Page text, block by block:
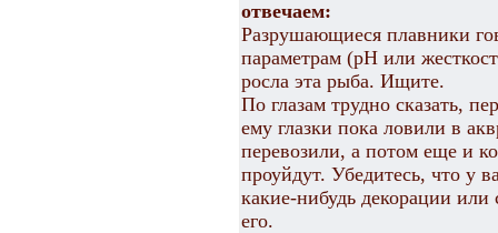
отвечаем:
Разрушающиеся плавники
параметрам (рН или
росла эта рыба. Ищите.
По глазам трудно сказать,
ему глазки пока ловили в
перевозили, а потом еще и
проуйдут. Убедитесь, что у
какие-нибудь декорации или
его.